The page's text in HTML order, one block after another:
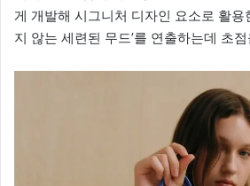
게 개발해 시그니처 디자인 요소로 활용
지 않는 세련된 무드’를 연출하는데 초